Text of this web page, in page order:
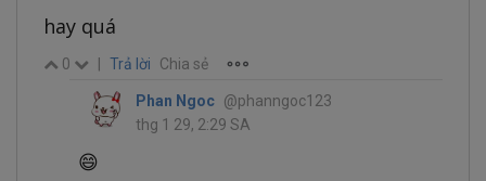
hay quá
0 Trả lời Chia sẻ
Phan Ngoc @phanngoc123
thg 1 29, 2:29 SA
😄